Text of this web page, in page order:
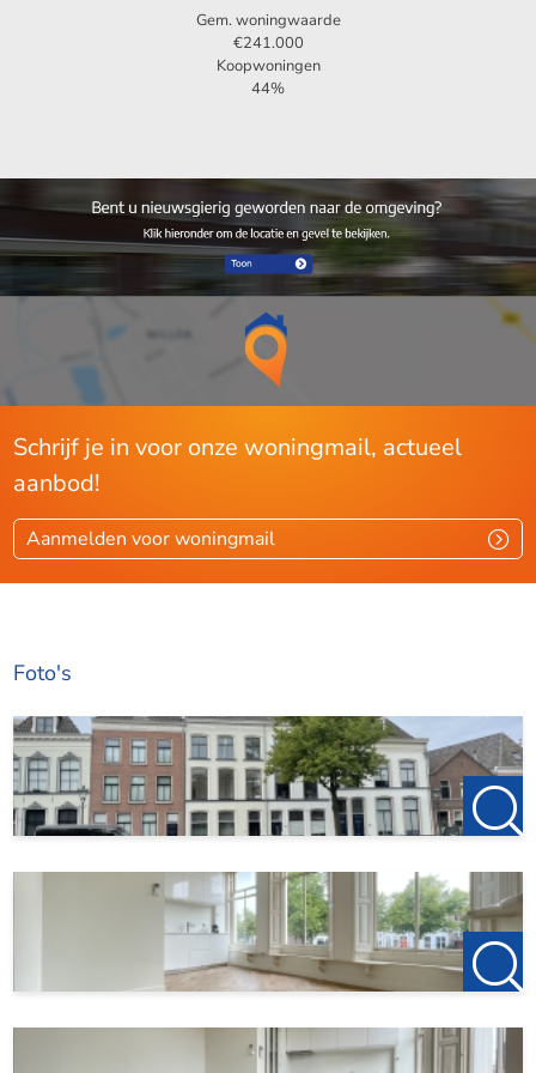
Gem. woningwaarde
€241.000
Koopwoningen
44%
Schrijf je in voor onze woningmail, actueel
aanbod!
Aanmelden voor woningmail
Foto's